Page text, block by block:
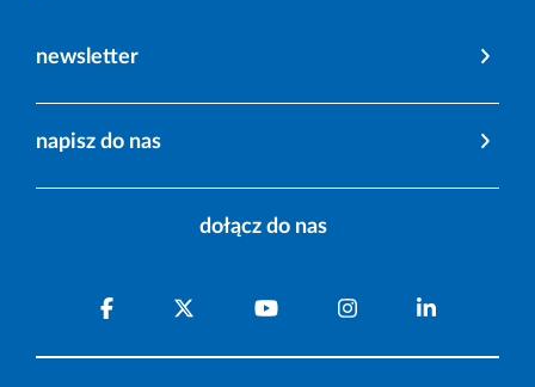
newsletter
napisz do nas
dołącz do nas